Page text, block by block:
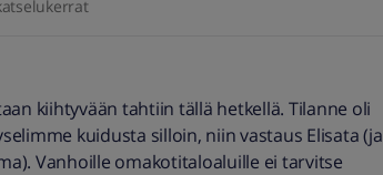
kiihtyvään tahtiin tällä hetkellä. Tilanne oli
kuidusta silloin, niin vastaus Elisata (ja
Vanhoille omakotitaloaluille ei tarvitse